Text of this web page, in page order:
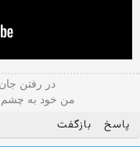
در رفتن
من خود به چشم
پاسخ بازگفت